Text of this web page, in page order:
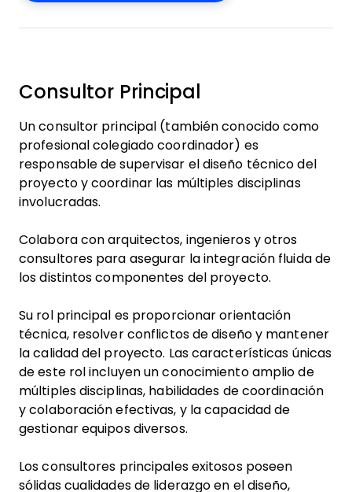
Consultor Principal
Un consultor principal (también conocido como
profesional colegiado coordinador) es
responsable de supervisar el diseño técnico del
proyecto y coordinar las múltiples disciplinas
involucradas.
Colabora con arquitectos, ingenieros y otros
consultores para asegurar la integración fluida de
los distintos componentes del proyecto.
Su rol principal es proporcionar orientación
técnica, resolver conflictos de diseño y mantener
la calidad del proyecto. Las características únicas
de este rol incluyen un conocimiento amplio de
múltiples disciplinas, habilidades de coordinación
y colaboración efectivas, y la capacidad de
gestionar equipos diversos.
Los consultores principales exitosos poseen
sólidas cualidades de liderazgo en el diseño,